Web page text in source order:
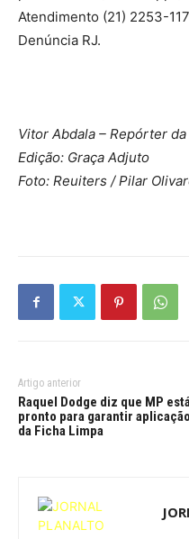
Atendimento (21) 2253-
Denúncia RJ.
Vitor Abdala – Repórter
Edição: Graça Adjuto
Foto: Reuiters / Pilar
Artigo anterior
Raquel Dodge diz que MP
pronto para garantir aplicação
da Ficha Limpa